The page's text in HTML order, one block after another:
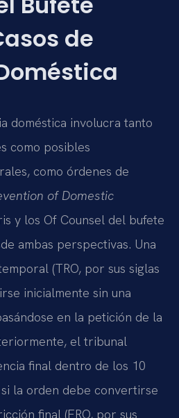
de
doméstica involucra tanto
como posibles
como órdenes de
of Domestic
y los Of Counsel del bufete
ambas perspectivas. Una
(TRO, por sus siglas
inicialmente sin una
en la petición de la
el tribunal
final dentro de los 10
la orden debe convertirse
final (FRO, por sus